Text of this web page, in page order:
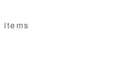
1000円未満
items